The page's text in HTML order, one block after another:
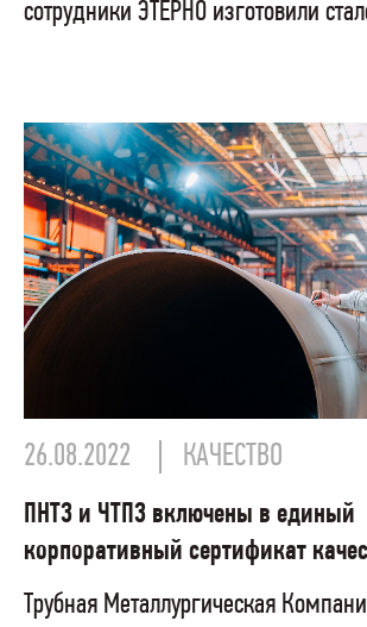
сотрудники ЭТЕРНО изготовили
26.08.2022 КАЧЕСТВО
ПНТЗ и ЧТПЗ включены в единый
корпоративный сертификат
Трубная Металлургическая